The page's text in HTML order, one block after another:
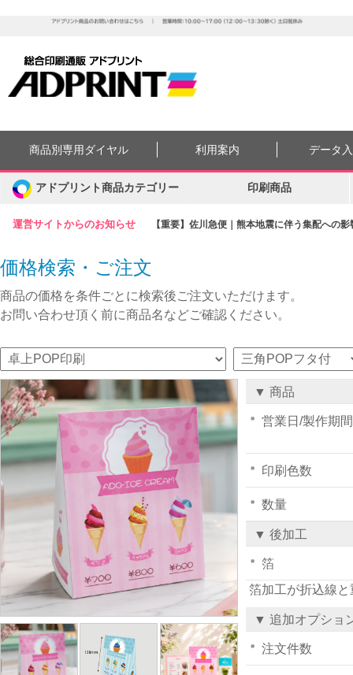
運営サイトからのお知らせ 【重要】佐川急便｜熊本地震に伴う集配への
商品別専用ダイヤル 利用案内 データ
アドプリント商品カテゴリー 印刷商品
価格検索・ご注文
商品の価格を条件ごとに検索後ご注文いただけます。
お問い合わせ頂く前に商品名などご確認ください。
▼ 商品
営業日/製作期間
印刷色数
数量
▼ 後加工
箔
箔加工が折込線
▼ 追加オプショ
注文件数